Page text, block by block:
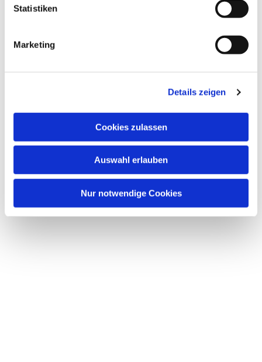
Statistiken
Marketing
Details zeigen
Cookies zulassen
Auswahl erlauben
Nur notwendige Cookies
interessieren